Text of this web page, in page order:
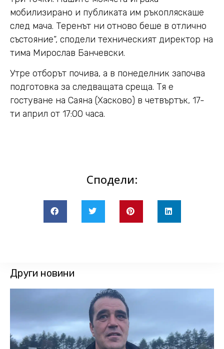
мобилизирано и публиката им ръкопляскаше
след мача. Теренът ни отново беше в отлично
състояние“, сподели техническият директор на
тима Мирослав Банчевски.
Утре отборът почива, а в понеделник започва
подготовка за следващата среща. Тя е
гостуване на Саяна (Хасково) в четвъртък, 17-
ти април от 17:00 часа.
Сподели:
Други новини